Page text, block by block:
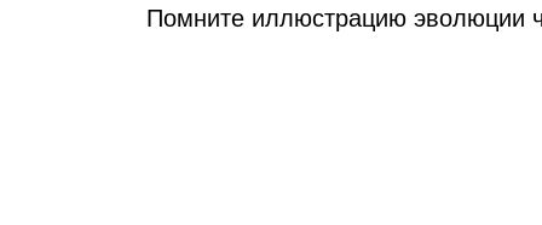
Помните иллюстрацию эволюции